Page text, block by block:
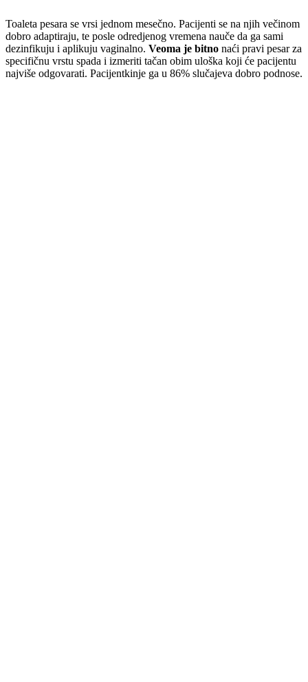
Toaleta pesara se vrsi jednom mesečno. Pacijenti se na njih večinom
dobro adaptiraju, te posle odredjenog vremena nauče da ga sami
dezinfikuju i aplikuju vaginalno. Veoma je bitno naći pravi pesar za
specifičnu vrstu spada i izmeriti tačan obim uloška koji će pacijentu
najviše odgovarati. Pacijentkinje ga u 86% slučajeva dobro podnose.